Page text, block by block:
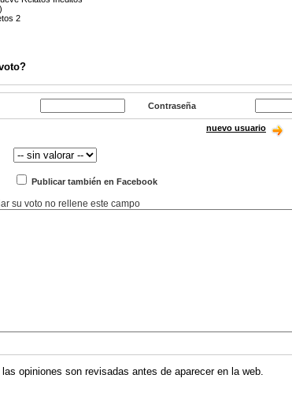
2
Contraseña
nuevo usuario
Publicar también en Facebook
su voto no rellene este campo
opiniones son revisadas antes de aparecer en la web.